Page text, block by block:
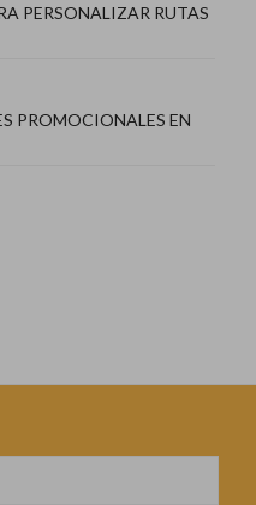
PERSONALIZAR RUTAS
PROMOCIONALES EN